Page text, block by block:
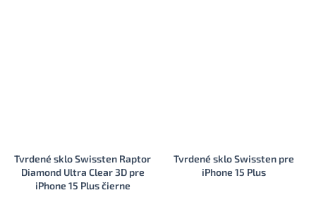
Tvrdené sklo Swissten Raptor
Diamond Ultra Clear 3D pre
iPhone 15 Plus čierne
Tvrdené sklo Swissten pre
iPhone 15 Plus